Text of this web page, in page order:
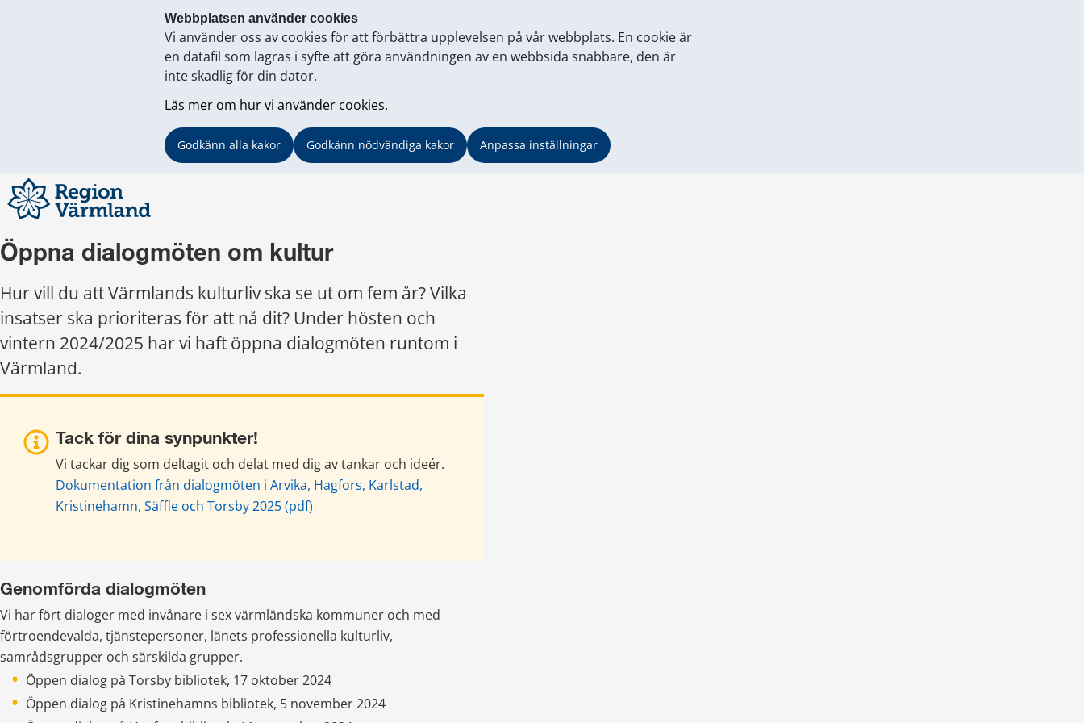
Webbplatsen använder cookies
Vi använder oss av cookies för att förbättra upplevelsen på vår webbplats. En cookie är
en datafil som lagras i syfte att göra användningen av en webbsida snabbare, den är
inte skadlig för din dator.
Läs mer om hur vi använder cookies.
Godkänn alla kakor Godkänn nödvändiga kakor Anpassa inställningar
Öppna dialogmöten om kultur
Hur vill du att Värmlands kulturliv ska se ut om fem år? Vilka
insatser ska prioriteras för att nå dit? Under hösten och
vintern 2024/2025 har vi haft öppna dialogmöten runtom i
Värmland.
Tack för dina synpunkter!
Vi tackar dig som deltagit och delat med dig av tankar och ideér.
Dokumentation från dialogmöten i Arvika, Hagfors, Karlstad,
Kristinehamn, Säffle och Torsby 2025 (pdf)pdf, 2 MB.
Genomförda dialogmöten
Vi har fört dialoger med invånare i sex värmländska kommuner och med
förtroendevalda, tjänstepersoner, länets professionella kulturliv,
samrådsgrupper och särskilda grupper.
Öppen dialog på Torsby bibliotek, 17 oktober 2024
Öppen dialog på Kristinehamns bibliotek, 5 november 2024